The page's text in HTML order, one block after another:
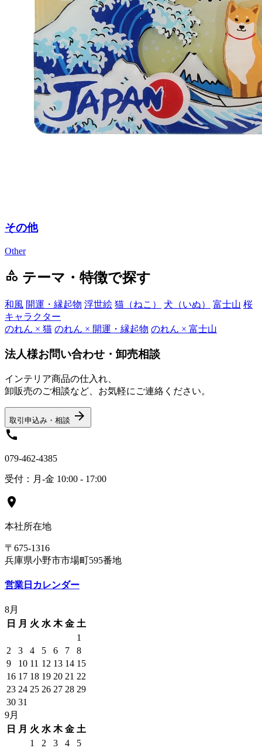
その他
Other
category テーマ・特徴で探す
和風 開運・縁起物 浮世絵 猫（ねこ） 犬（いぬ） 富士山 桜
キャラクター
のれん × 猫 のれん × 開運・縁起物 のれん × 富士山
法人様お問い合わせ・卸売相談
インテリア商品の仕入れ、
卸販売のご相談など、お気軽にご連絡ください。
取引申込み・相談 arrow_forward
call
079-462-4385
受付：月-金 10:00 - 17:00
location_on
本社所在地
〒675-1316
兵庫県小野市市場町595番地
営業日カレンダー
8月
日
月 火 水 木 金 土
1
2
3 4 5 6 7
8
9
10 11 12 13 14 15
16 17 18 19 20 21 22
23 24 25 26 27 28 29
30 31
9月
日
月 火 水 木 金 土
1
2 3 4 5